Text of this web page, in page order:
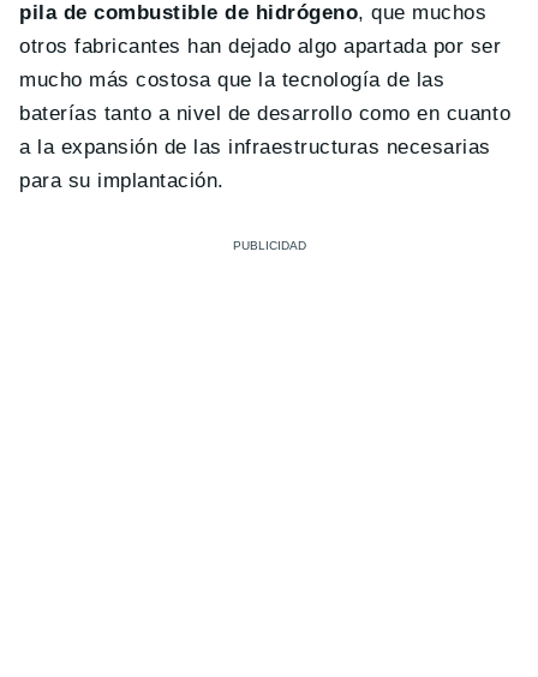
pila de combustible de hidrógeno, que muchos
otros fabricantes han dejado algo apartada por ser
mucho más costosa que la tecnología de las
baterías tanto a nivel de desarrollo como en cuanto
a la expansión de las infraestructuras necesarias
para su implantación.